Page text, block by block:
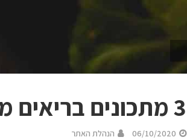
3 מתכונים בריאים מתאימים בתקופת הסגר
06/10/2020 הנהלת האתר